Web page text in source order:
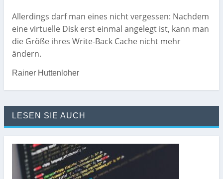
Allerdings darf man eines nicht vergessen: Nachdem
eine virtuelle Disk erst einmal angelegt ist, kann man
die Größe ihres Write-Back Cache nicht mehr
ändern.
Rainer Huttenloher
LESEN SIE AUCH